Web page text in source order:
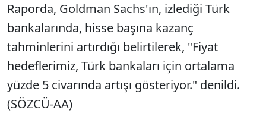
Raporda, Goldman Sachs'ın, izlediği Türk
bankalarında, hisse başına kazanç
tahminlerini artırdığı belirtilerek, "Fiyat
hedeflerimiz, Türk bankaları için ortalama
yüzde 5 civarında artışı gösteriyor." denildi.
(SÖZCÜ-AA)